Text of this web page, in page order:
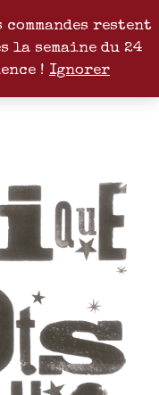
restent
la semaine du 24
! Ignorer
Patreon